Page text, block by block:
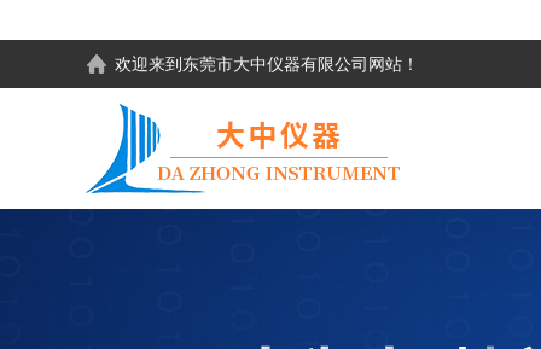
欢迎来到东莞市大中仪器有限公司网站！